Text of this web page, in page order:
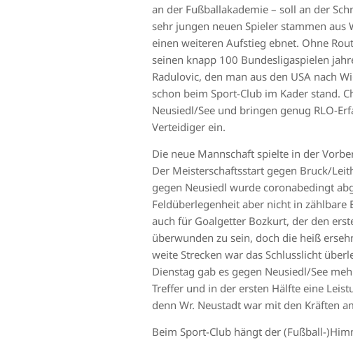
an der Fußballakademie – soll an der
sehr jungen neuen Spieler stammen
einen weiteren Aufstieg ebnet. Ohne
seinen knapp 100 Bundesligaspielen
Radulovic, den man aus den USA nach
schon beim Sport-Club im Kader stand.
Neusiedl/See und bringen genug RLO-
Verteidiger ein.
Die neue Mannschaft spielte in der
Der Meisterschaftsstart gegen Bruck/
gegen Neusiedl wurde coronabedingt
Feldüberlegenheit aber nicht in zählbare
auch für Goalgetter Bozkurt, der den
überwunden zu sein, doch die heiß
weite Strecken war das Schlusslicht
Dienstag gab es gegen Neusiedl/See
Treffer und in der ersten Hälfte eine
denn Wr. Neustadt war mit den Kräften
Beim Sport-Club hängt der (Fußball-